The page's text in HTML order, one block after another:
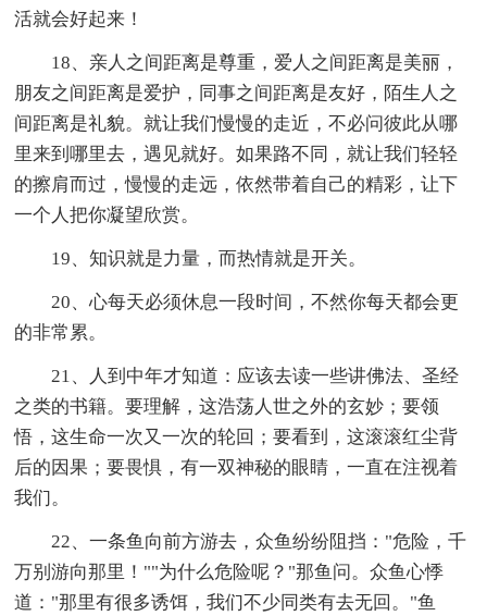
活就会好起来！
18、亲人之间距离是尊重，爱人之间距离是美丽，
朋友之间距离是爱护，同事之间距离是友好，陌生人之
间距离是礼貌。就让我们慢慢的走近，不必问彼此从哪
里来到哪里去，遇见就好。如果路不同，就让我们轻轻
的擦肩而过，慢慢的走远，依然带着自己的精彩，让下
一个人把你凝望欣赏。
19、知识就是力量，而热情就是开关。
20、心每天必须休息一段时间，不然你每天都会更
的非常累。
21、人到中年才知道：应该去读一些讲佛法、圣经
之类的书籍。要理解，这浩荡人世之外的玄妙；要领
悟，这生命一次又一次的轮回；要看到，这滚滚红尘背
后的因果；要畏惧，有一双神秘的眼睛，一直在注视着
我们。
22、一条鱼向前方游去，众鱼纷纷阻挡："危险，千
万别游向那里！""为什么危险呢？"那鱼问。众鱼心悸
道："那里有很多诱饵，我们不少同类有去无回。"鱼